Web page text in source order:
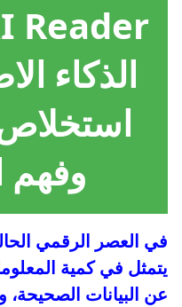
الذكاء
في العصر الرقمي
يتمثل في كمية
عن البيانات